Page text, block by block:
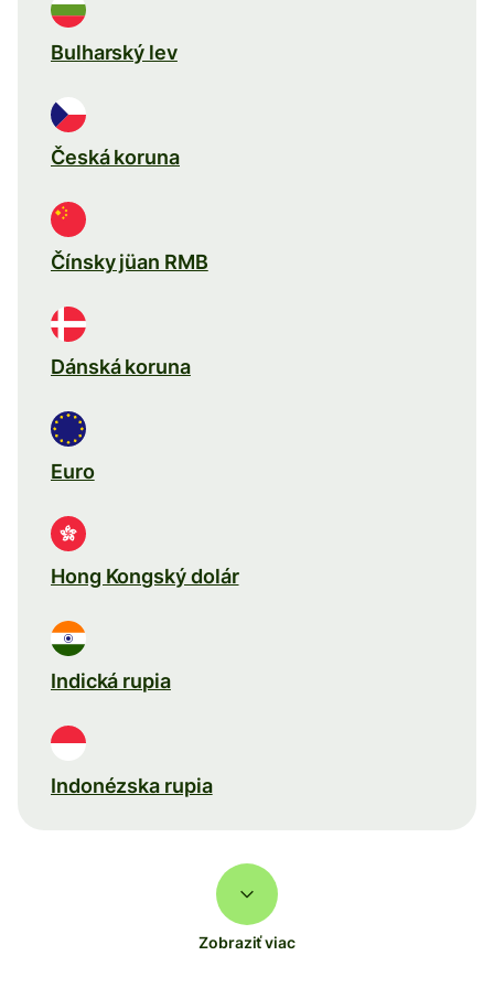
Bulharský lev
Česká koruna
Čínsky jüan RMB
Dánská koruna
Euro
Hong Kongský dolár
Indická rupia
Indonézska rupia
Zobraziť viac